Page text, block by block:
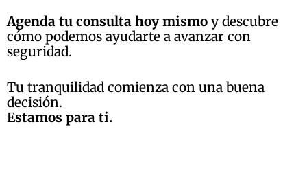
Agenda tu consulta hoy mismo y descubre
cómo podemos ayudarte a avanzar con
seguridad.
Tu tranquilidad comienza con una buena
decisión.
Estamos para ti.